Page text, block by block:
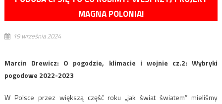
MAGNA POLONIA!
19 września 2024
Marcin Drewicz: O pogodzie, klimacie i wojnie cz.2: Wybryki
pogodowe 2022-2023
W Polsce przez większą część roku „jak świat światem” mieliśmy